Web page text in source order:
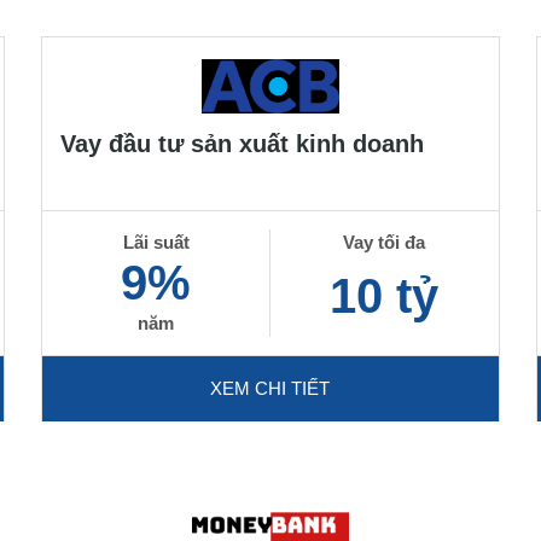
Vay đầu tư sản xuất kinh doanh
Lãi suất
9%
năm
Vay tối đa
10 tỷ
XEM CHI TIẾT